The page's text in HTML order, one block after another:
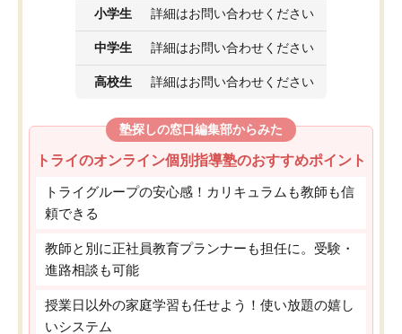
小学生 詳細はお問い合わせください
中学生 詳細はお問い合わせください
高校生 詳細はお問い合わせください
塾探しの窓口編集部からみた
トライのオンライン個別指導塾のおすすめポイント
トライグループの安心感！カリキュラムも教師も信
頼できる
教師と別に正社員教育プランナーも担任に。受験・
進路相談も可能
授業日以外の家庭学習も任せよう！使い放題の嬉し
いシステム